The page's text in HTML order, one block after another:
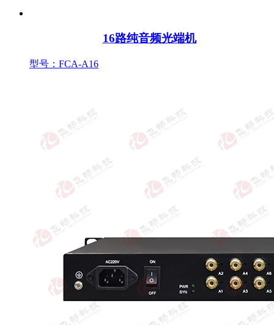
16路纯音频光端机
型号：FCA-A16